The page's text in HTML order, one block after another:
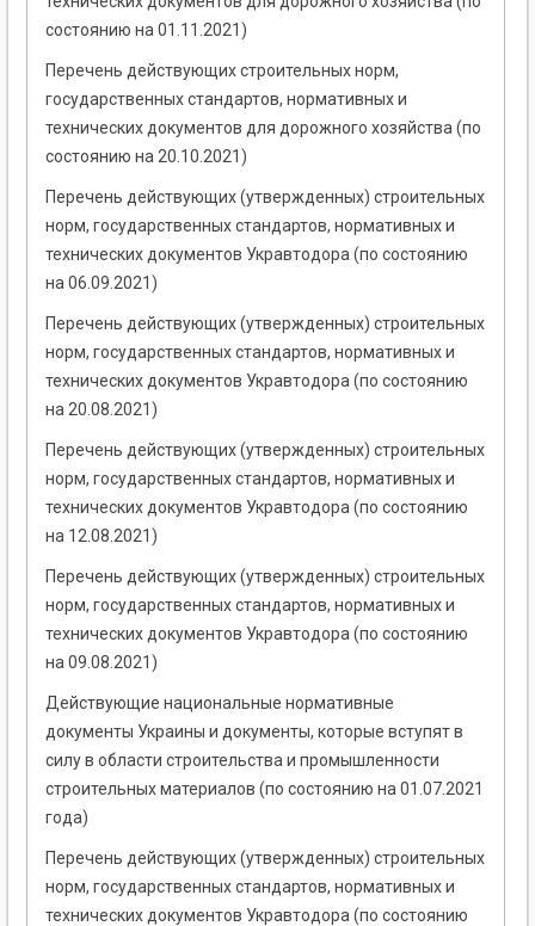
состоянию на 01.11.2021)
Перечень действующих строительных норм,
государственных стандартов, нормативных и
технических документов для дорожного хозяйства (по
состоянию на 20.10.2021)
Перечень действующих (утвержденных) строительных
норм, государственных стандартов, нормативных и
технических документов Укравтодора (по состоянию
на 06.09.2021)
Перечень действующих (утвержденных) строительных
норм, государственных стандартов, нормативных и
технических документов Укравтодора (по состоянию
на 20.08.2021)
Перечень действующих (утвержденных) строительных
норм, государственных стандартов, нормативных и
технических документов Укравтодора (по состоянию
на 12.08.2021)
Перечень действующих (утвержденных) строительных
норм, государственных стандартов, нормативных и
технических документов Укравтодора (по состоянию
на 09.08.2021)
Действующие национальные нормативные
документы Украины и документы, которые вступят в
силу в области строительства и промышленности
строительных материалов (по состоянию на 01.07.2021
года)
Перечень действующих (утвержденных) строительных
норм, государственных стандартов, нормативных и
технических документов Укравтодора (по состоянию